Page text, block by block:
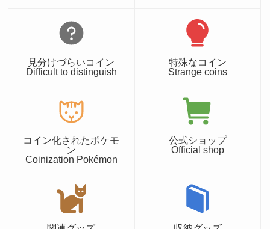
見分けづらいコイン
Difficult to distinguish
特殊なコイン
Strange coins
コイン化されたポケモ
ン
Coinization Pokémon
公式ショップ
Official shop